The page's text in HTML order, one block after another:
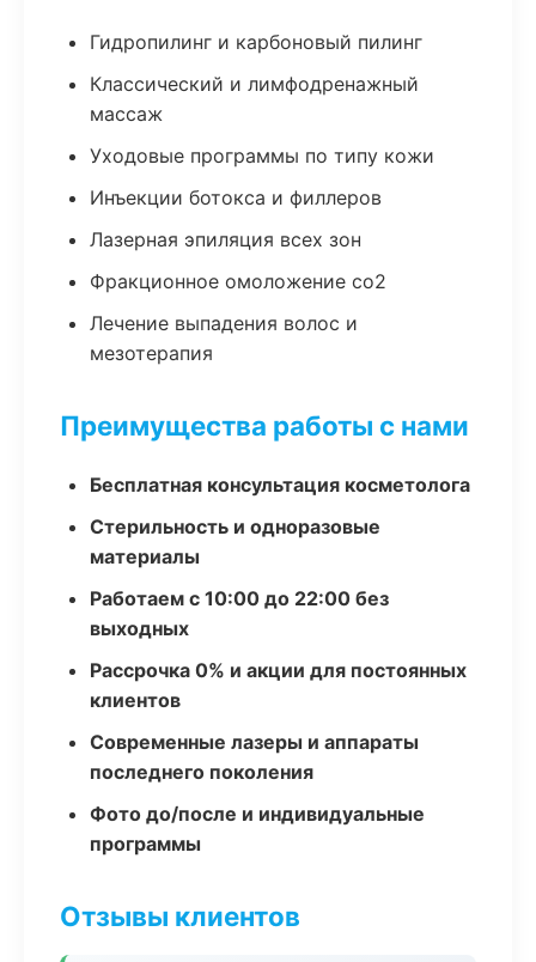
Гидропилинг и карбоновый пилинг
Классический и лимфодренажный
массаж
Уходовые программы по типу кожи
Инъекции ботокса и филлеров
Лазерная эпиляция всех зон
Фракционное омоложение co2
Лечение выпадения волос и
мезотерапия
Преимущества работы с нами
Бесплатная консультация косметолога
Стерильность и одноразовые
материалы
Работаем с 10:00 до 22:00 без
выходных
Рассрочка 0% и акции для постоянных
клиентов
Современные лазеры и аппараты
последнего поколения
Фото до/после и индивидуальные
программы
Отзывы клиентов